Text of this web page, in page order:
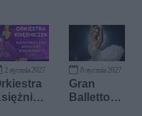
2 stycznia 2027 8 stycznia 2027
Gran
Balletto